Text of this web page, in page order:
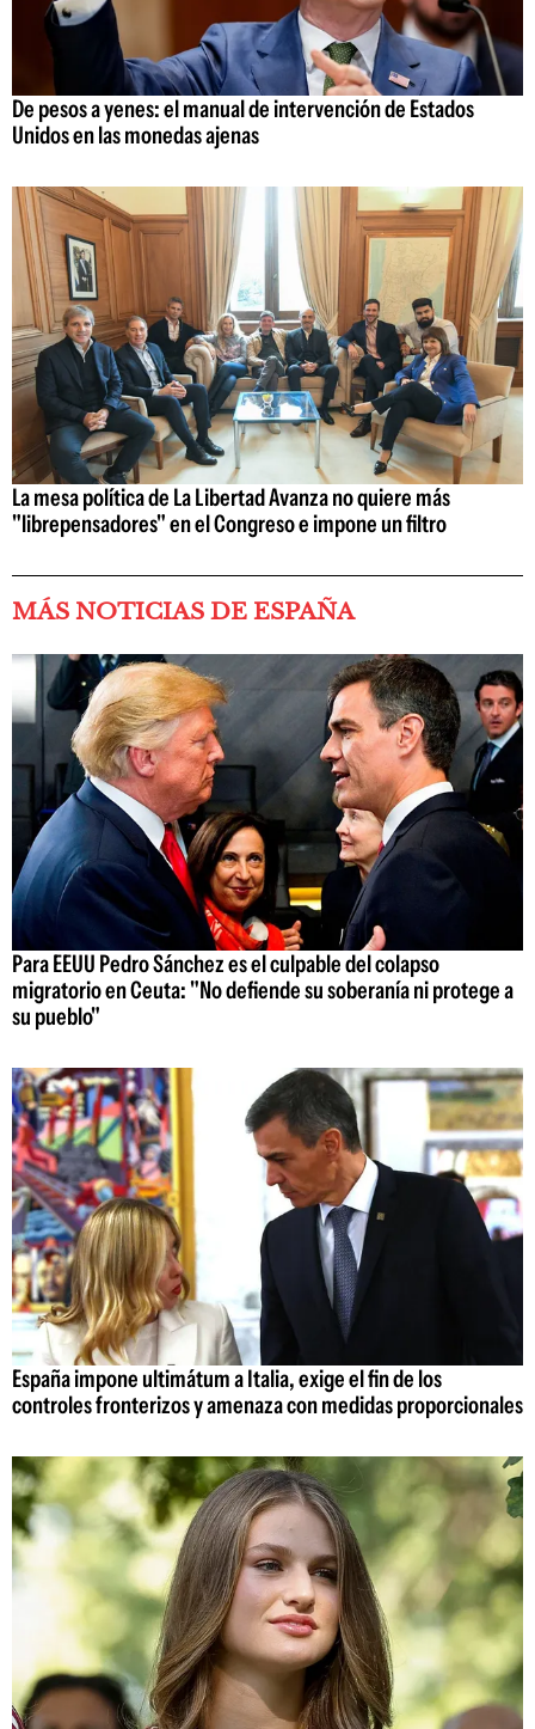
De pesos a yenes: el manual de intervención de Estados
Unidos en las monedas ajenas
La mesa política de La Libertad Avanza no quiere más
"librepensadores" en el Congreso e impone un filtro
MÁS NOTICIAS DE ESPAÑA
Para EEUU Pedro Sánchez es el culpable del colapso
migratorio en Ceuta: "No defiende su soberanía ni protege a
su pueblo"
España impone ultimátum a Italia, exige el fin de los
controles fronterizos y amenaza con medidas proporcionales